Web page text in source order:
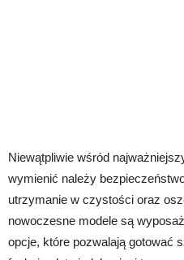
Niewątpliwie wśród
wymienić należy
utrzymanie w czystości oraz
nowoczesne modele są
opcje, które pozwalają gotować